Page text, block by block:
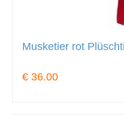
Musketier rot
€ 36.00